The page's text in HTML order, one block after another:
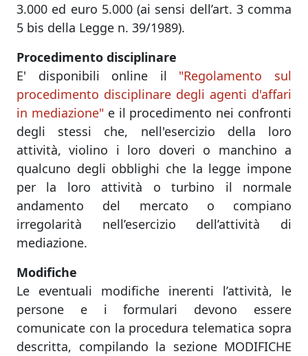
3.000 ed euro 5.000 (ai sensi dell’art. 3 comma
5 bis della Legge n. 39/1989).
Procedimento disciplinare
E' disponibili online il "Regolamento sul
procedimento disciplinare degli agenti d'affari
in mediazione"e il procedimento nei confronti
degli stessi che, nell'esercizio della loro
attività, violino i loro doveri o manchino a
qualcuno degli obblighi che la legge impone
per la loro attività o turbino il normale
andamento del mercato o compiano
irregolarità nell’esercizio dell’attività di
mediazione.
Modifiche
Le eventuali modifiche inerenti l’attività, le
persone e i formulari devono essere
comunicate con la procedura telematica sopra
descritta, compilando la sezione MODIFICHE